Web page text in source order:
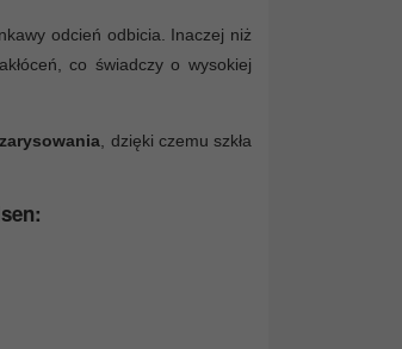
odcień odbicia. Inaczej niż
co świadczy o wysokiej
, dzięki czemu szkła